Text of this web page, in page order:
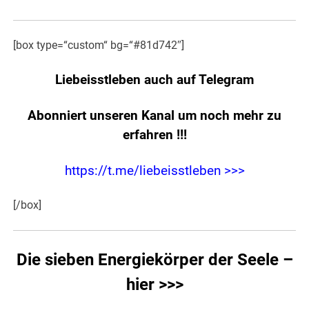
[box type=“custom“ bg=“#81d742″]
Liebeisstleben auch auf Telegram
Abonniert unseren Kanal um noch mehr zu
erfahren !!!
https://t.me/liebeisstleben >>>
[/box]
Die sieben Energiekörper der Seele –
hier >>>